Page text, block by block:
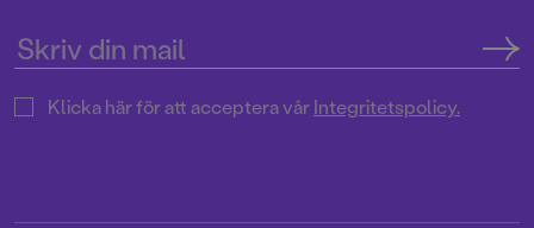
Klicka här för att acceptera vårIntegritetspolicy.